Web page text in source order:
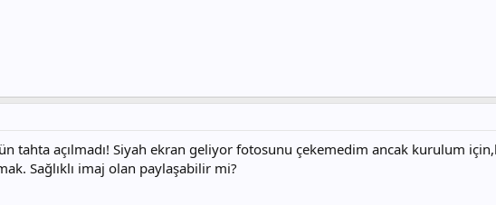
tahta açılmadı! Siyah ekran geliyor fotosunu çekemedim ancak kurulum
Sağlıklı imaj olan paylaşabilir mi?